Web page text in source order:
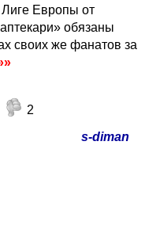
Европы от
обязаны
своих же фанатов за
2
s-diman